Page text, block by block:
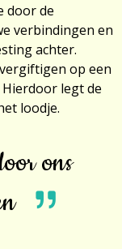
door de
verbindingen en
achter.
op een
legt de
loodje.
ons